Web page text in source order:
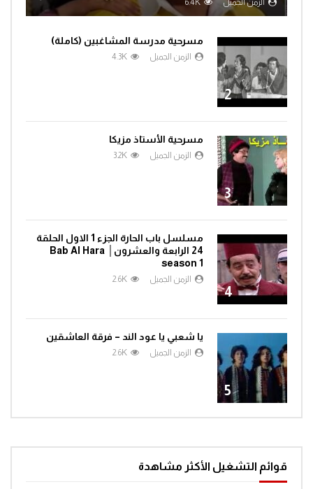
الزمن الجميل 6.4K
2
مسرحية مدرسة المشاغبين (كاملة)
الزمن الجميل 4.3K
3
مسرحية الأستاذ مزيكا
الزمن الجميل 3.2K
4
مسلسل باب الحارة الجزء 1 الاول الحلقة
24 الرابعة والعشرون│ Bab Al Hara
season 1
الزمن الجميل 2.6K
5
يا شعبي يا عود الند – فرقة العاشقين
الزمن الجميل 2.6K
قوائم التشغيل الأكثر مشاهدة